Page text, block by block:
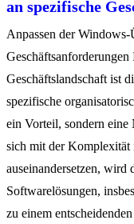
an spezifische
Anpassen der
Geschäftslandschaft ist
spezifische
ein Vorteil, sondern
sich mit der Komplexität
auseinandersetzen,
Softwarelösungen,
zu einem